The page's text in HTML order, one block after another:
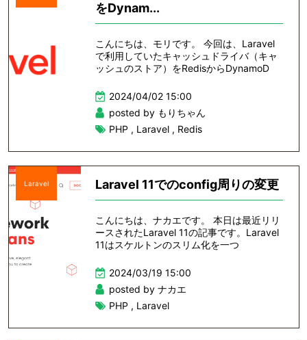
をDynam...
こんにちは、モリです。 今回は、Laravel
で利用していたキャッシュドライバ（キャ
ッシュのストア）をRedisからDynamoD
2024/04/02 15:00
posted by もりちゃん
PHP , Laravel, Redis
Laravel Laravel 11でのconfig周りの変更
こんにちは、ナカエです。 本日は最近リリ
ースされたLaravel 11の記事です。Laravel
11はスケルトンのスリム化を一つ
2024/03/19 15:00
posted by ナカエ
PHP , Laravel